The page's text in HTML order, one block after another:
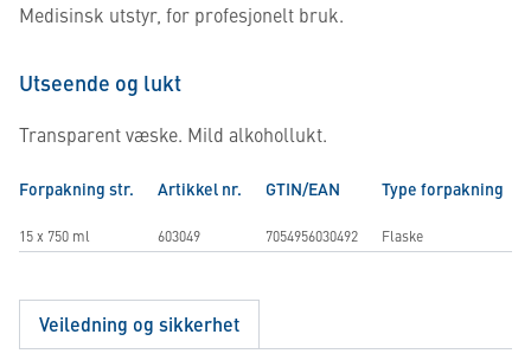
Medisinsk utstyr, for profesjonelt bruk.
Utseende og lukt
Transparent væske. Mild alkohollukt.
Forpakning str. Artikkel nr. GTIN/EAN Type forpakning
15 x 750 ml 603049 7054956030492 Flaske
Veiledning og sikkerhet